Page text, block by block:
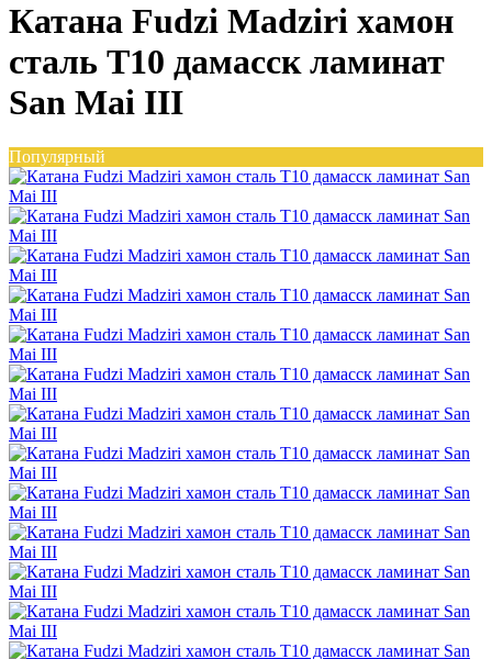
Катана Fudzi Madziri хамон
сталь T10 дамасск ламинат
San Mai III
Популярный